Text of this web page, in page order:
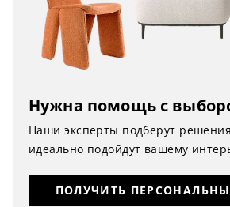
Нужна помощь с
Наши эксперты подберут
идеально подойдут вашему
ПОЛУЧИТЬ